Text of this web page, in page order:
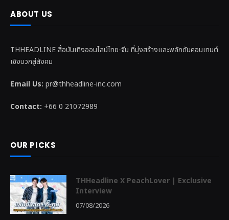
ABOUT US
THHEADLINE สื่อบันเทิงออนไลน์ไทย-จีน ที่มุ่งสร้างและพลักดันคอนเทนต์
เชิงบวกสู่สังคม
Email Us: pr@thheadline-inc.com
Contact: +66 0 21072989
OUR PICKS
THHeadline X PeachLover | Exclusive
Interview
07/08/2026